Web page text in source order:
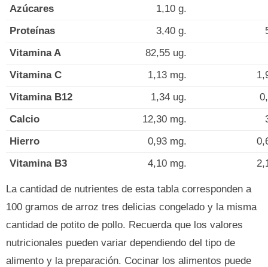
Azúcares
1,10 g.
Proteínas
3,40 g.
Vitamina A
82,55 ug.
Vitamina C
1,13 mg.
Vitamina B12
1,34 ug.
Calcio
12,30 mg.
Hierro
0,93 mg.
Vitamina B3
4,10 mg.
La cantidad de nutrientes de esta tabla corresponden a
100 gramos de arroz tres delicias congelado y la misma
cantidad de potito de pollo. Recuerda que los valores
nutricionales pueden variar dependiendo del tipo de
alimento y la preparación. Cocinar los alimentos puede